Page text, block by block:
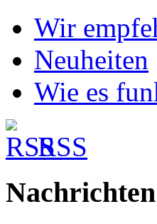
Wir
Neuheiten
Wie es
RSS
Nachrichten